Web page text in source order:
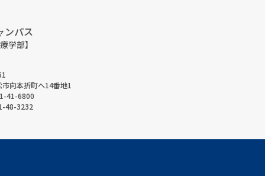
ンパス
学部】
市向本折町ヘ14番地1
41-6800
48-3232